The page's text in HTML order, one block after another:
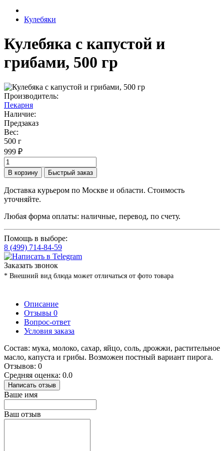
Кулебяки
Кулебяка с капустой и
грибами, 500 гр
Производитель:
Пекарня
Наличие:
Предзаказ
Вес:
500 г
999 ₽
В корзину Быстрый заказ
Доставка курьером по Москве и области. Стоимость
уточняйте.
Любая форма оплаты: наличные, перевод, по счету.
Помощь в выборе:
8 (499) 714-84-59
Заказать звонок
* Внешний вид блюда может отличаться от фото товара
Описание
Отзывы 0
Вопрос-ответ
Условия заказа
Состав: мука, молоко, сахар, яйцо, соль, дрожжи, растительное
масло, капуста и грибы. Возможен постный вариант пирога.
Отзывов: 0
Средняя оценка: 0.0
Написать отзыв
Ваше имя
Ваш отзыв